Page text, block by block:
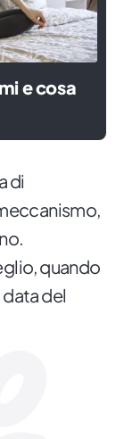
e cosa
di
quando
data del